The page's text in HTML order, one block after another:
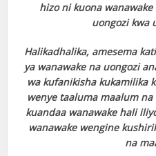
hizo ni kuona
uongozi kwa
Halikadhalika, amesema
ya wanawake na uongozi
wa kufanikisha kukamilika
wenye taaluma maalum
kuandaa wanawake hali
wanawake wengine
na